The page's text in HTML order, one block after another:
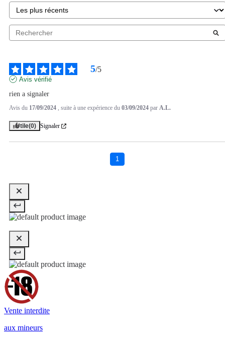
5/5
Avis vérifié
rien a signaler
Avis du 17/09/2024 , suite à une expérience du 03/09/2024 par A.L.
Utile(0) Signaler
1
Vente interdite
aux mineurs